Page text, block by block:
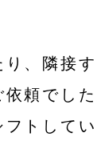
、隣接
頼でし
トしてい